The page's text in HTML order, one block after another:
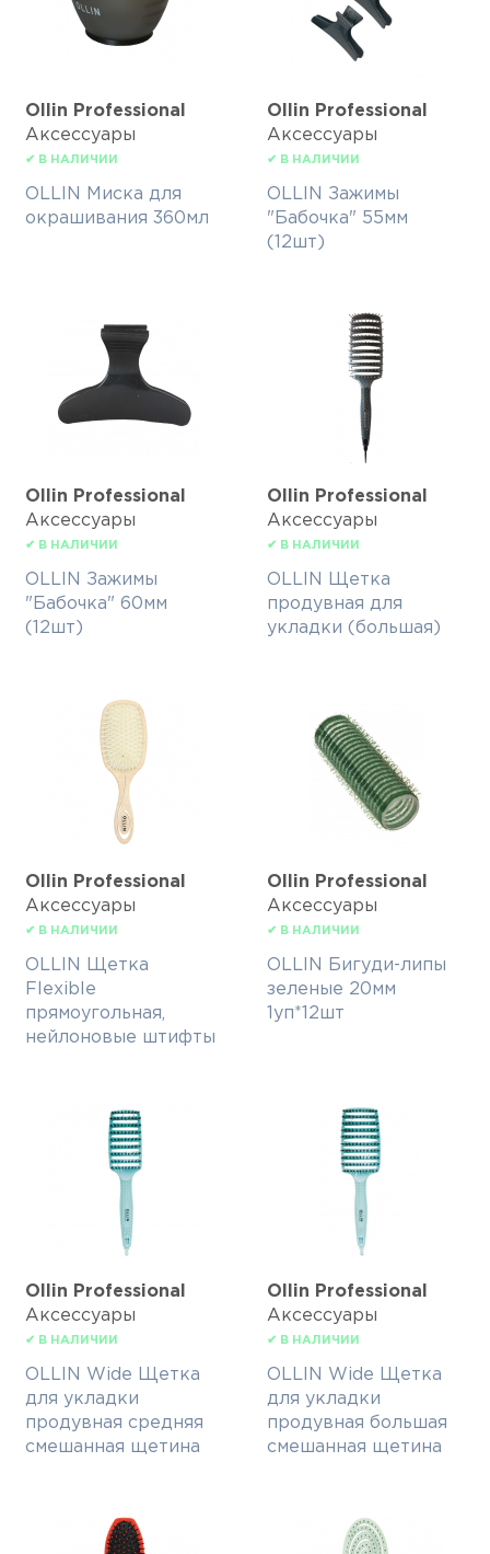
Ollin Professional
Аксессуары
✔ В НАЛИЧИИ
OLLIN Миска для
окрашивания 360мл
Ollin Professional
Аксессуары
✔ В НАЛИЧИИ
OLLIN Зажимы
"Бабочка" 55мм
(12шт)
Ollin Professional
Аксессуары
✔ В НАЛИЧИИ
OLLIN Зажимы
"Бабочка" 60мм
(12шт)
Ollin Professional
Аксессуары
✔ В НАЛИЧИИ
OLLIN Щетка
продувная для
укладки (большая)
Ollin Professional
Аксессуары
✔ В НАЛИЧИИ
OLLIN Щетка
Flexible
прямоугольная,
нейлоновые штифты
Ollin Professional
Аксессуары
✔ В НАЛИЧИИ
OLLIN Бигуди-липы
зеленые 20мм
1уп*12шт
Ollin Professional
Аксессуары
✔ В НАЛИЧИИ
OLLIN Wide Щетка
для укладки
продувная средняя
смешанная щетина
Ollin Professional
Аксессуары
✔ В НАЛИЧИИ
OLLIN Wide Щетка
для укладки
продувная большая
смешанная щетина